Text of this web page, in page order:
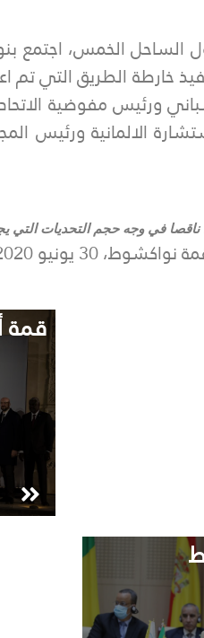
الساحل الخمس، اجتمع
ورئيس مفوضية
الالمانية ورئيس
ناقصا في وجه حجم التحديات التي
30 يونيو 2020
قمة